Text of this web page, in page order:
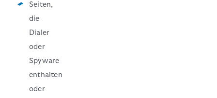
Seiten,
die
Dialer
oder
Spyware
enthalten
oder